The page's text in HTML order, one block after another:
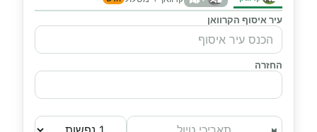
עיר איסוף הקרוואן
החזרה